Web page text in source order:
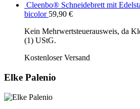
Cleenbo® Schneidebrett mit
bicolor 59,90 €
Kein Mehrwertsteuerausweis, da
(1) UStG.
Kostenloser Versand
Elke Palenio